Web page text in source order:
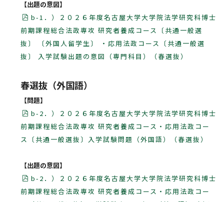
【出題の意図】
b-1．）２０２６年度名古屋大学大学院法学研究科博士
前期課程総合法政専攻 研究者養成コース〔共通一般選
抜〕 〔外国人留学生〕 ・応用法政コース〔共通一般選
抜〕 入学試験出題の意図（専門科目）（春選抜）
春選抜（外国語）
【問題】
b-2．）２０２６年度名古屋大学大学院法学研究科博士
前期課程総合法政専攻 研究者養成コース・応用法政コー
ス〔共通一般選抜〕入学試験問題（外国語）（春選抜）
【出題の意図】
b-2．）２０２６年度名古屋大学大学院法学研究科博士
前期課程総合法政専攻 研究者養成コース・応用法政コー